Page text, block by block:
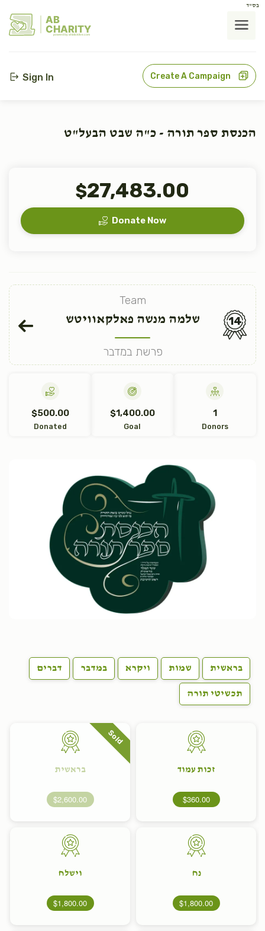
בס"ד
AB
CHARITY
powerd by ahblicklive.com
Sign In Create A Campaign
הכנסת ספר תורה - כ"ה שבט הבעל"ט
$27,483.00
Donate Now
Team
שלמה מנשה פאלקאוויטש
פרשת במדבר
14
$500.00
Donated
$1,400.00
Goal
1
Donors
בראשית שמות ויקרא במדבר דברים
תכשיטי תורה
זכות עמוד
$360.00
Sold
בראשית
$2,600.00
נח
$1,800.00
וישלח
$1,800.00